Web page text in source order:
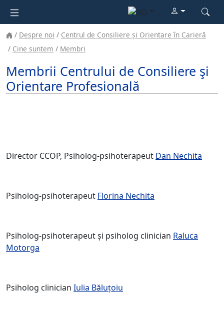
Despre noi
Centrul de Consiliere și Orientare în Carieră
Cine suntem
Membri
Membrii Centrului de Consiliere şi
Orientare Profesională
Director CCOP, Psiholog-psihoterapeut Dan Nechita
Psiholog-psihoterapeut Florina Nechita
Psiholog-psihoterapeut și psiholog clinician Raluca
Motorga
Psiholog clinician Iulia Băluțoiu